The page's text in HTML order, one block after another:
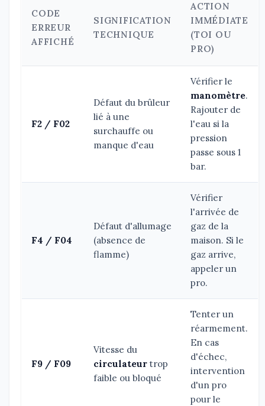
CODE
ERREUR
AFFICHÉ
SIGNIFICATION
TECHNIQUE
ACTION
IMMÉDIATE
(TOI OU
PRO)
F2 / F02
Défaut du brûleur
lié à une
surchauffe ou
manque d'eau
Vérifier le
manomètre.
Rajouter de
l'eau si la
pression
passe sous 1
bar.
F4 / F04
Défaut d'allumage
(absence de
flamme)
Vérifier
l'arrivée de
gaz de la
maison. Si le
gaz arrive,
appeler un
pro.
F9 / F09
Vitesse du
circulateur trop
faible ou bloqué
Tenter un
réarmement.
En cas
d'échec,
intervention
d'un pro
pour le